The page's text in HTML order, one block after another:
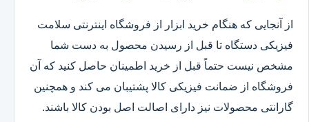
از آنجایی که هنگام خرید ابزار از فروشگاه اینترنتی سلامت
فیزیکی دستگاه تا قبل از رسیدن محصول به دست شما
مشخص نیست حتماً قبل از خرید اطمینان حاصل کنید که آن
فروشگاه از ضمانت فیزیکی کالا پشتیبان می کند و همچنین
گارانتی محصولات نیز دارای اصالت اصل بودن کالا باشند.